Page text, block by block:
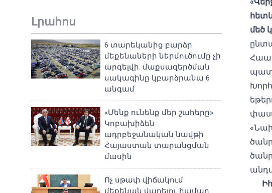
Լրահոս
6 տարեկանից բարձր
մեքենաների ներմուծումը չի
արգելվի. մաքսազերծման
սակագինը կբարձրանա 6
անգամ
«Մենք ունենք մեր շահերը».
Կոբախիձեն
ադրբեջանական նավթի
Հայաստան տարանցման
մասին
Ոչ սթափ վիճակում
մեքենան վարելու համար
մեծ